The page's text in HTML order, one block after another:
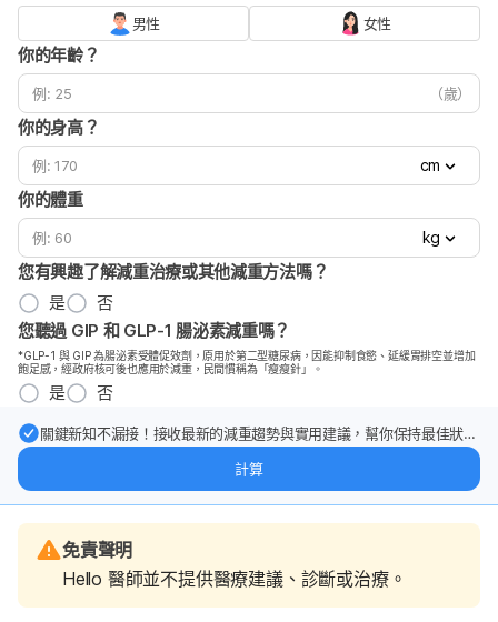
男性 女性
你的年齡？
（歲）
你的身高？
cm
你的體重
kg
您有興趣了解減重治療或其他減重方法嗎？
是
否
您聽過 GIP 和 GLP-1 腸泌素減重嗎？
*GLP-1 與 GIP 為腸泌素受體促效劑，原用於第二型糖尿病，因能抑制食慾、延緩胃排空並增加
飽足感，經政府核可後也應用於減重，民間慣稱為「瘦瘦針」。
是 否
關鍵新知不漏接！接收最新的減重趨勢與實用建議，幫你保持最佳狀
計算
免責聲明
Hello 醫師並不提供醫療建議、診斷或治療。